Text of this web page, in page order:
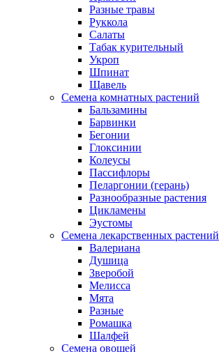
Разные травы
Руккола
Салаты
Табак курительный
Укроп
Шпинат
Щавель
Семена комнатных растений
Бальзамины
Барвинки
Бегонии
Глоксинии
Колеусы
Пассифлоры
Пеларгонии (герань)
Разнообразные растения
Цикламены
Эустомы
Семена лекарственных растений
Валериана
Душица
Зверобой
Мелисса
Мята
Разные
Ромашка
Шалфей
Семена овощей